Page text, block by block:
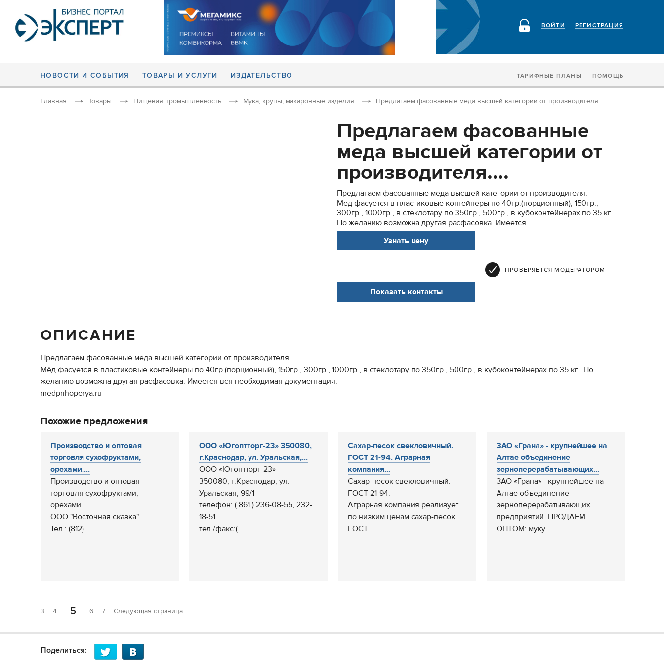
РЕГИСТРАЦИЯ
ВОЙТИ
НОВОСТИ И СОБЫТИЯ ТОВАРЫ И УСЛУГИ ИЗДАТЕЛЬСТВО ТАРИФНЫЕ ПЛАНЫ ПОМОЩЬ
Главная Товары Пищевая промышленность Мука, крупы, макаронные изделия Предлагаем фасованные меда высшей категории от производителя....
Предлагаем фасованные
меда высшей категории от
производителя....
Предлагаем фасованные меда высшей категории от производителя.
Мёд фасуется в пластиковые контейнеры по 40гр.(порционный), 150гр.,
300гр., 1000гр., в стеклотару по 350гр., 500гр., в кубоконтейнерах по 35 кг..
По желанию возможна другая расфасовка. Имеется...
Узнать цену
ПРОВЕРЯЕТСЯ МОДЕРАТОРОМ
Показать контакты
ОПИСАНИЕ
Предлагаем фасованные меда высшей категории от производителя.
Мёд фасуется в пластиковые контейнеры по 40гр.(порционный), 150гр., 300гр., 1000гр., в стеклотару по 350гр., 500гр., в кубоконтейнерах по 35 кг.. По
желанию возможна другая расфасовка. Имеется вся необходимая документация.
medprihoperya.ru
Похожие предложения
Производство и оптовая
торговля сухофруктами,
орехами....
Производство и оптовая
торговля сухофруктами,
орехами.
ООО "Восточная сказка"
Тел.: (812)...
ООО «Югоптторг-23» 350080,
г.Краснодар, ул. Уральская,...
ООО «Югоптторг-23»
350080, г.Краснодар, ул.
Уральская, 99/1
телефон: ( 861 ) 236-08-55, 232-
18-51
тел./факс:(...
Сахар-песок свекловичный.
ГОСТ 21-94. Аграрная
компания...
Сахар-песок свекловичный.
ГОСТ 21-94.
Аграрная компания реализует
по низким ценам сахар-песок
ГОСТ ...
ЗАО «Грана» - крупнейшее на
Алтае объединение
зерноперерабатывающих...
ЗАО «Грана» - крупнейшее на
Алтае объединение
зерноперерабатывающих
предприятий. ПРОДАЕМ
ОПТОМ: муку...
3 4 5 6 7 Следующая страница
Поделиться: